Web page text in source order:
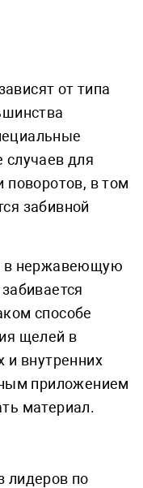
от типа
для
поворотов, в том
забивной
в нержавеющую
способе
щелей в
и внутренних
приложением
материал.
лидеров по